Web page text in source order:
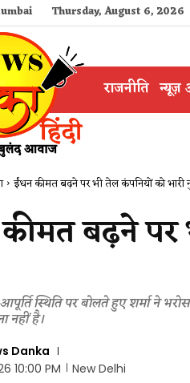
Thursday, August 6, 2026
राजनीति न्यूज़
ईंधन कीमत बढ़ने पर भी तेल कंपनियों को भारी
बढ़ने पर
स्थिति पर बोलते हुए शर्मा ने
नहीं है।
Danka
10:00 PM
New Delhi